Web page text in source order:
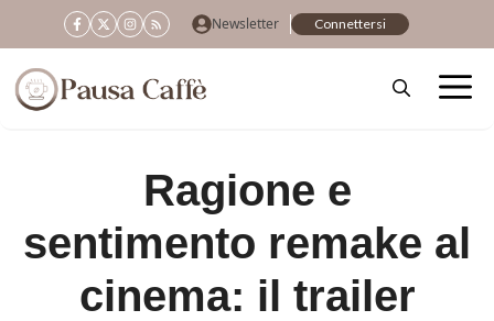
al
contenuto
Newsletter Connettersi
Ragione e
sentimento remake al
cinema: il trailer